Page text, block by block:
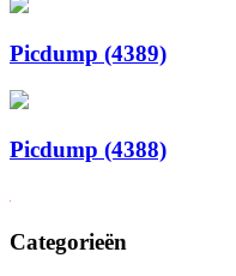
Picdump (4389)
Picdump (4388)
Categorieën